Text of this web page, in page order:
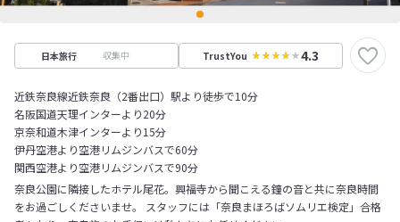
日本旅行 収集中 TrustYou 4.3
近鉄奈良線近鉄奈良（2番出口）駅より徒歩で10分
名阪国道天理インターより20分
京奈和道木津インターより15分
伊丹空港より空港リムジンバスで60分
関西空港より空港リムジンバスで90分
奈良公園に隣接したホテル尾花。興福寺から聞こえる鐘の音と共に奈良時間
をお過ごしくださいませ。 スタッフには「奈良まほろばソムリエ検定」合格